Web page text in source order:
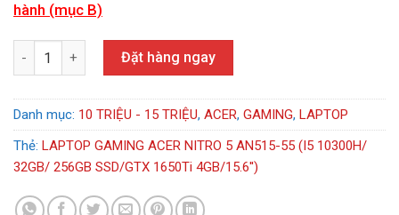
hành (mục B)
ACER NITRO 5 AN515-55 (I5 10300H/ 32GB/ 256GB SSD/GTX
Đặt hàng ngay
Danh mục: 10 TRIỆU - 15 TRIỆU, ACER, GAMING, LAPTOP
Thẻ: LAPTOP GAMING ACER NITRO 5 AN515-55 (I5 10300H/
32GB/ 256GB SSD/GTX 1650Ti 4GB/15.6'')